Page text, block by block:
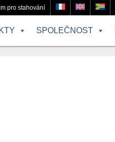
pro stahování
SPOLEČNOST